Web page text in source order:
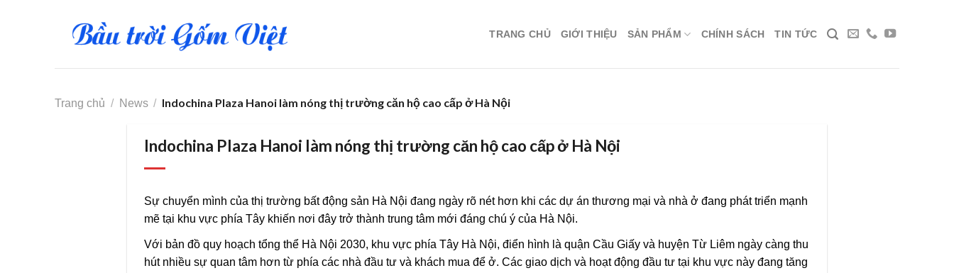
TRANG CHỦ GIỚI THIỆU SẢN PHẨM CHÍNH SÁCH TIN TỨC
Trang chủ / News / Indochina Plaza Hanoi làm nóng thị trường căn hộ cao cấp ở Hà Nội
Indochina Plaza Hanoi làm nóng thị trường căn hộ cao cấp ở Hà Nội
Sự chuyển mình của thị trường bất động sản Hà Nội đang ngày rõ nét hơn khi các dự án thương mại và nhà ở đang phát triển mạnh
mẽ tại khu vực phía Tây khiến nơi đây trở thành trung tâm mới đáng chú ý của Hà Nội.
Với bản đồ quy hoạch tổng thể Hà Nội 2030, khu vực phía Tây Hà Nội, điển hình là quận Cầu Giấy và huyện Từ Liêm ngày càng thu
hút nhiều sự quan tâm hơn từ phía các nhà đầu tư và khách mua để ở. Các giao dịch và hoạt động đầu tư tại khu vực này đang tăng